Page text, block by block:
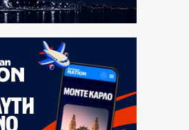
κύκλωμα κάνναβης,
«καίει» την Άννα